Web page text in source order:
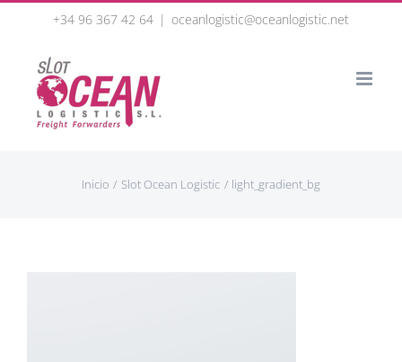
content
+34 96 367 42 64 | oceanlogistic@oceanlogistic.net
Inicio Slot Ocean Logistic light_gradient_bg